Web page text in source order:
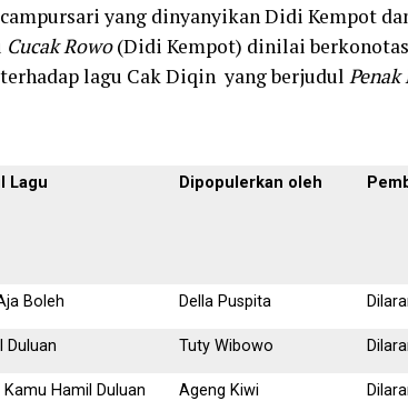
yang dinyanyikan Didi Kempot
Cucak Rowo(Didi Kempot) dinilai
lagu Cak Diqin yang berjudul Penak
Lagu Dipopulerkan oleh
Boleh Della Puspita
Duluan Tuty Wibowo
Kamu Hamil Duluan Ageng Kiwi